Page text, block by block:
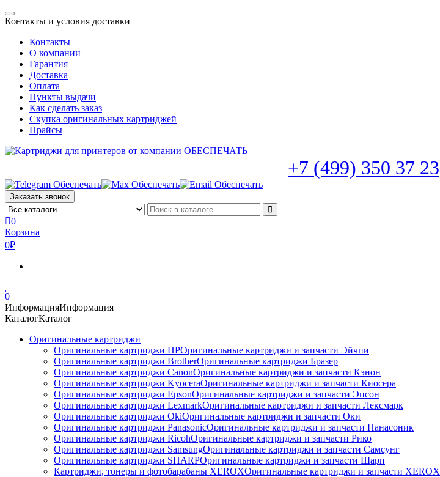
Skip
to
content
Toggle
navigation
Контакты и условия доставки
Контакты
О компании
Гарантия
Доставка
Оплата
Пункты выдачи
Как сделать заказ
Скупка оригинальных картриджей
Прайсы
+7 (499) 350 37 23
Заказать звонок
0
Корзина
0₽
0
ИнформацияИнформация
КаталогКаталог
Оригинальные картриджи
Оригинальные картриджи HPОригинальные картриджи и запчасти Эйчпи
Оригинальные картриджи BrotherОригинальные картриджи Бразер
Оригинальные картриджи CanonОригинальные картриджи и запчасти Кэнон
Оригинальные картриджи KyoceraОригинальные картриджи и запчасти Киосера
Оригинальные картриджи EpsonОригинальные картриджи и запчасти Эпсон
Оригинальные картриджи LexmarkОригинальные картриджи и запчасти Лексмарк
Оригинальные картриджи ОkiОригинальные картриджи и запчасти Оки
Оригинальные картриджи PanasonicОригинальные картриджи и запчасти Панасоник
Оригинальные картриджи RicohОригинальные картриджи и запчасти Рико
Оригинальные картриджи SamsungОригинальные картриджи и запчасти Самсунг
Оригинальные картриджи SHARPОригинальные картриджи и запчасти Шарп
Картриджи, тонеры и фотобарабаны XEROXОригинальные картриджи и запчасти XEROX